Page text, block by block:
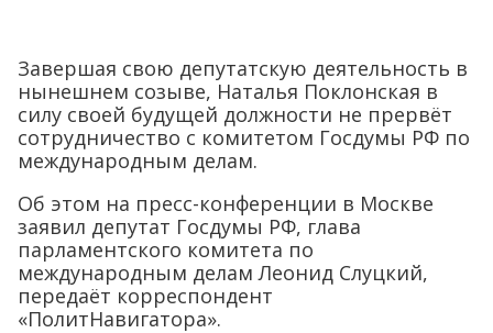
Завершая свою депутатскую деятельность в
нынешнем созыве, Наталья Поклонская в
силу своей будущей должности не прервёт
сотрудничество с комитетом Госдумы РФ по
международным делам.
Об этом на пресс-конференции в Москве
заявил депутат Госдумы РФ, глава
парламентского комитета по
международным делам Леонид Слуцкий,
передаёт корреспондент
«ПолитНавигатора».